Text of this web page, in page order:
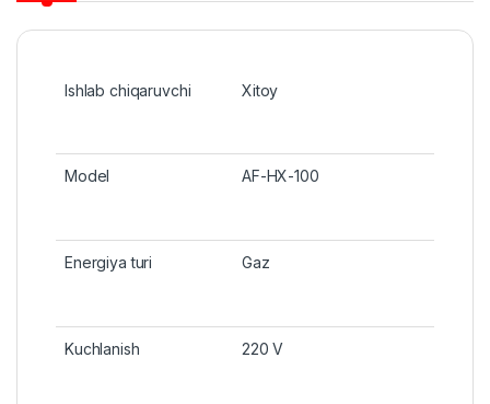
Ishlab chiqaruvchi Xitoy
Model AF-HX-100
Energiya turi Gaz
Kuchlanish 220 V